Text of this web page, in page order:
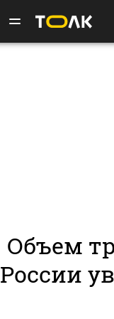
Объем
России